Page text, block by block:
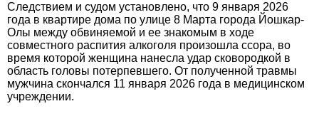
Следствием и судом установлено, что 9 января 2026
года в квартире дома по улице 8 Марта города Йошкар-
Олы между обвиняемой и ее знакомым в ходе
совместного распития алкоголя произошла ссора, во
время которой женщина нанесла удар сковородкой в
область головы потерпевшего. От полученной травмы
мужчина скончался 11 января 2026 года в медицинском
учреждении.